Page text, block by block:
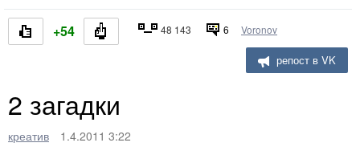
+54 48 143 6 Voronov
репост в VK
2 загадки
креатив
1.4.2011 3:22